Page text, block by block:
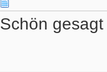
Schön gesagt